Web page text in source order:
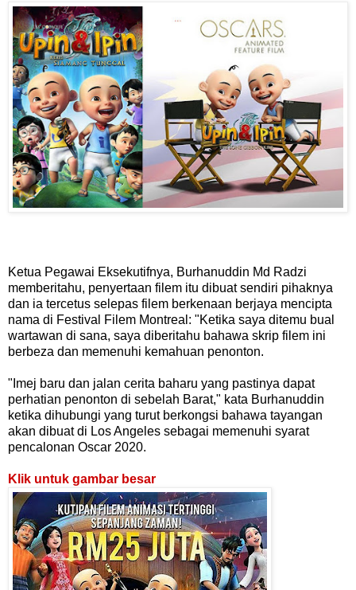
Ketua Pegawai Eksekutifnya, Burhanuddin Md Radzi
memberitahu, penyertaan filem itu dibuat sendiri pihaknya
dan ia tercetus selepas filem berkenaan berjaya mencipta
nama di Festival Filem Montreal: "Ketika saya ditemu bual
wartawan di sana, saya diberitahu bahawa skrip filem ini
berbeza dan memenuhi kemahuan penonton.
"Imej baru dan jalan cerita baharu yang pastinya dapat
perhatian penonton di sebelah Barat," kata Burhanuddin
ketika dihubungi yang turut berkongsi bahawa tayangan
akan dibuat di Los Angeles sebagai memenuhi syarat
pencalonan Oscar 2020.
Klik untuk gambar besar